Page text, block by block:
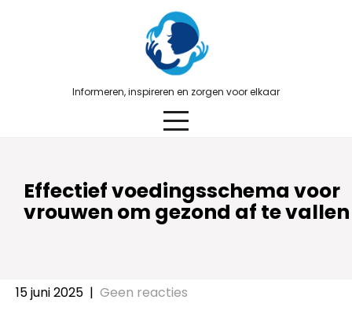
Informeren, inspireren en zorgen voor elkaar
Effectief voedingsschema voor
vrouwen om gezond af te vallen
15 juni 2025 | Geen reacties